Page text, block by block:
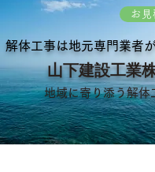
解体工事は地元専門業者
山下建設工業
地域に寄り添う解体
お